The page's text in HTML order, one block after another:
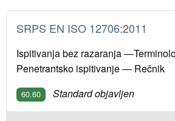
SRPS EN ISO 12706:2011
Ispitivanja bez razaranja
Penetrantsko ispitivanje — Rečnik
60.60 Standard objavljen